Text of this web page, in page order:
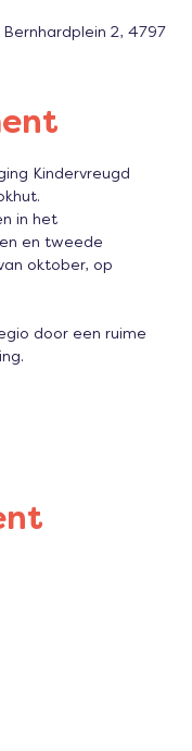
2, 4797
Kindervreugd
in het
en tweede
oktober, op
door een ruime